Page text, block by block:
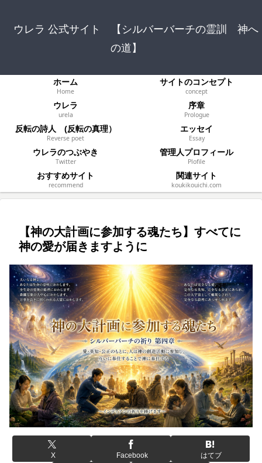
ウレラ 公式サイト 【シルバーバーチの霊訓 神へ
の道】
ホーム
Home
サイトのコンセプト
concept
ウレラ
urela
序章
Prologue
反転の詩人 (反転の真理）
Reverse poet
エッセイ
Essay
ウレラのつぶやき
Twitter
管理人プロフィール
Plofile
おすすめサイト
recommend
関連サイト
koukikouichi.com
【神の大計画に参加する魂たち】すべてに
神の愛が届きますように
X Facebook はてブ